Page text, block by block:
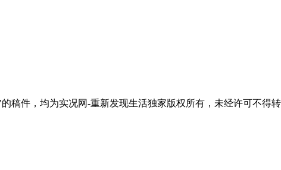
稿件，均为实况网-重新发现生活独家版权所有，未经许可不得